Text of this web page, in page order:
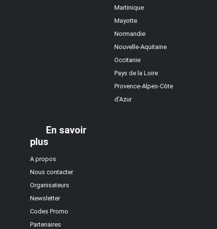
Martinique
Mayotte
Normandie
Nouvelle-Aquitaine
Occitanie
Pays de la Loire
Provence-Alpes-Côte
d'Azur
En savoir
plus
A propos
Nous contacter
Organisateurs
Newsletter
Codes Promo
Partenaires